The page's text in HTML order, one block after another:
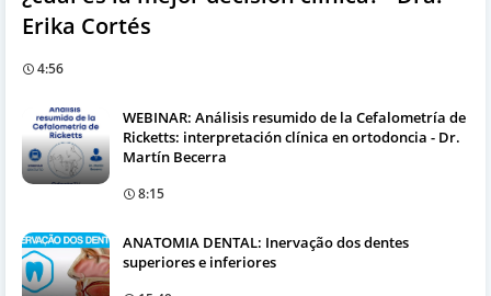
Erika Cortés
4:56
WEBINAR: Análisis resumido de la Cefalometría de
Ricketts: interpretación clínica en ortodoncia - Dr.
Martín Becerra
8:15
ANATOMIA DENTAL: Inervação dos dentes
superiores e inferiores